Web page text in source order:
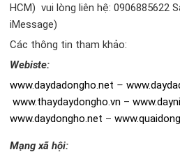
HCM) vui lòng liên hệ: 0906885622
iMessage)
Các thông tin tham khảo:
Webiste:
www.daydadongho.net –
www.thaydaydongho.vn –
www.daydongho.net –
Mạng xã hội: